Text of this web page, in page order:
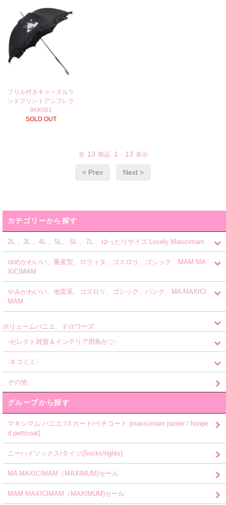
フリル付きキャッスルラ
ンドプリントアンブレラ
9KK001
SOLD OUT
全 13 商品 1 - 13 表示
< Prev Next >
カテゴリーから探す
2L 、3L 、4L 、5L、 6L 、7L 、ゆったりサイズ Lovely Maxicimam
ゆめかわいい、量産型、ロリィタ、ゴスロリ、ゴシック、MAM MA
XICIMAM
やみかわいい、地雷系、ゴスロリ、ゴシック、パンク、MA MAXICI
MAM
ボリュームパニエ、ドロワーズ
-セレクト雑貨＆インテリア用鳥かご-
-ネコミミ-
その他
グループから探す
マキシマム パニエ /スカート/ペチコート (maxicimam panier / hoope
d petticoat)
ニーハイソックス/タイツ(Socks/tights)
MA MAXICIMAM（MAXIMUM)セール
MAM MAXICIMAM（MAXIMUM)セール